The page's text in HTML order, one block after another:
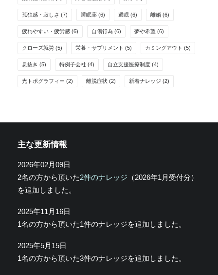
孤独感・寂しさ (7) 睡眠薬 (6) 過眠 (6) 離婚 (6)
疲れやすい・疲労感 (6) 自傷行為 (6) 夢や希望 (6)
クローズ就労 (5) 栄養・サプリメント (5) カミングアウト (5)
息抜き (5) 特例子会社 (4) 自立支援医療制度 (4)
光トポグラフィー (2) 離脱症状 (2) 新着ナレッジ (2)
主な更新情報
2026年02月09日
2名の方から頂いた2件のナレッジ （2026年1月受付分）
を追加しました。
2025年11月16日
1名の方から頂いた1件のナレッジを追加しました。
2025年5月15日
1名の方から頂いた3件のナレッジを追加しました。